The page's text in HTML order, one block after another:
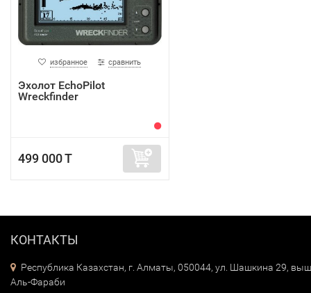
избранное сравнить
Эхолот EchoPilot
Wreckfinder
499 000 T
КОНТАКТЫ
Республика Казахстан, г. Алматы, 050044, ул. Шашкина 29,
Аль-Фараби